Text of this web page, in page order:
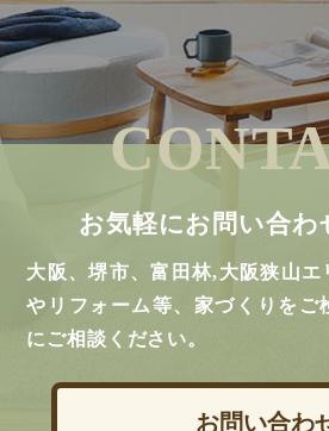
お気軽にお問い合わ
大阪、堺市、富田林,大阪狭山エ
やリフォーム等、家づくりをご
にご相談ください。
お問い合わ